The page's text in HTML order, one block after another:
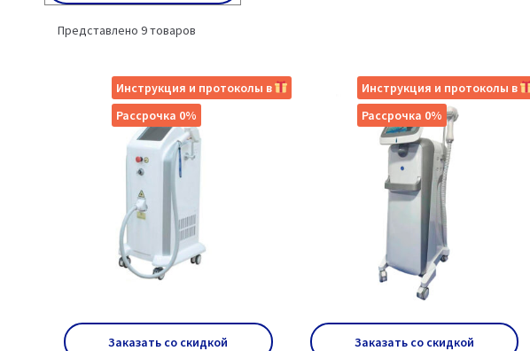
Представлено 9 товаров
Заказать со скидкой
Инструкция и протоколы в
Рассрочка 0%
Заказать со скидкой
Инструкция и протоколы в
Рассрочка 0%